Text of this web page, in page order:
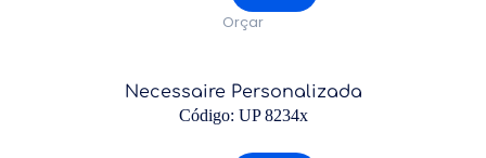
Orçar
Necessaire Personalizada
Código: UP 8234x